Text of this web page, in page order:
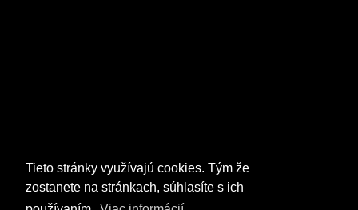
Tieto stránky využívajú cookies. Tým že
zostanete na stránkach, súhlasíte s ich